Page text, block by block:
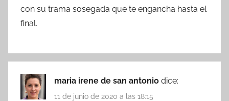
con su trama sosegada que te engancha hasta el
final.
maria irene de san antonio dice:
11 de junio de 2020 a las 18:15